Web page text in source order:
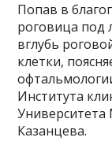
Попав в
роговица под
вглубь
клетки,
Института
Университета
Казанцева.